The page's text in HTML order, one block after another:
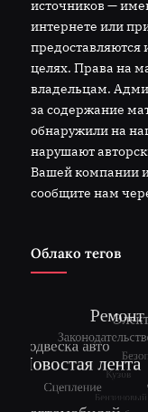
источников —
интернете или
предоставляются
целях. Права на
владельцам.
за содержание
обнаружили на
нарушают
Вашей компании
сообщите нам
Облако тегов